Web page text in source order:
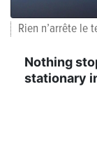
Rien n’arrête le
Nothing
stationary